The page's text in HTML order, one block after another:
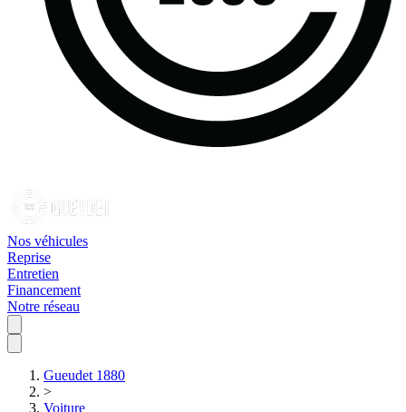
Nos véhicules
Reprise
Entretien
Financement
Notre réseau
Gueudet 1880
>
Voiture